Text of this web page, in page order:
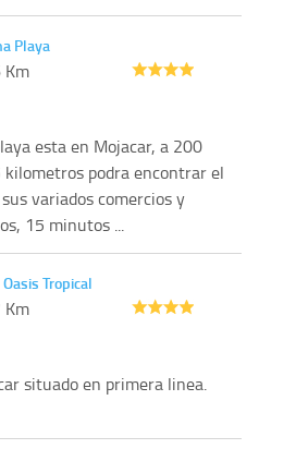
Playa
Km
esta en Mojacar, a 200
kilometros podra encontrar el
variados comercios y
15 minutos ...
Tropical
Km
situado en primera linea.